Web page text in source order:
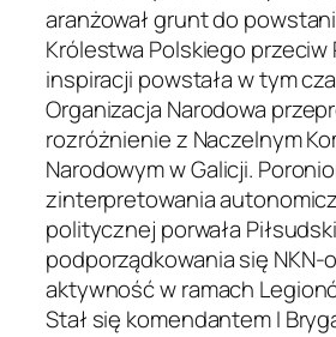
aranżował grunt do
Królestwa Polskiego przeciw
inspiracji powstała w tym
Organizacja Narodowa
rozróżnienie z Naczelnym
Narodowym w Galicji.
zinterpretowania
politycznej porwała
podporządkowania się NKN-
aktywność w ramach
Stał się komendantem I